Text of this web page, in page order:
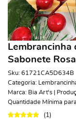
Lembrancinha
Sabonete
Sku: 61721CA5D634B
Categoria:
Marca: Bia Art's |
Quantidade Mínima
(1)